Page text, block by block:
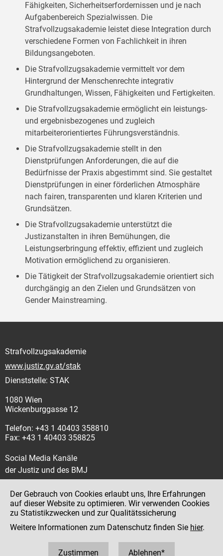
Fähigkeiten, Sicherheitserfordernissen und je nach
Aufgabenbereich Spezialwissen. Die
Strafvollzugsakademie leistet diese Integration durch
verschiedene Formen von Fachlichkeit in ihren
Bildungsangeboten.
Die Strafvollzugsakademie vermittelt vor dem
Hintergrund der Menschenrechte integrativ
Grundhaltungen, Wissen, Fähigkeiten und Fertigkeiten.
Die Strafvollzugsakademie ermöglicht ein leistungs-
und ergebnisbezogenes und zugleich
mitarbeiterorientiertes Führungsverständnis.
Die Strafvollzugsakademie stellt in den
Dienstprüfungen Anforderungen, die auf die
Bedürfnisse der Praxis abgestimmt sind. Sie gestaltet
Dienstprüfungen in einer förderlichen Atmosphäre
nach fairen, transparenten und klaren Kriterien und
Grundsätzen.
Die Strafvollzugsakademie unterstützt die
Justizanstalten in ihren Bemühungen, die
Leistungserbringung effektiv, effizient und zugleich
Motivation ermöglichend zu organisieren.
Die Tätigkeit der Strafvollzugsakademie orientiert sich
durchgängig an den Zielen und Grundsätzen von
Gender Mainstreaming.
Strafvollzugsakademie
www.justiz.gv.at/stak
Dienststelle: STAK
1080 Wien
Wickenburggasse 12
Telefon: +43 1 40403 358810
Fax: +43 1 40403 358825
Social Media Kanäle
der Justiz und des BMJ
Impressum
Datenschutz
Der Gebrauch von Cookies erlaubt uns, Ihre Erfahrungen
auf dieser Website zu optimieren. Wir verwenden Cookies
zu Statistikzwecken und zur Qualitätssicherung
Weitere Informationen zum Datenschutz finden Sie hier.
Zustimmen Ablehnen*